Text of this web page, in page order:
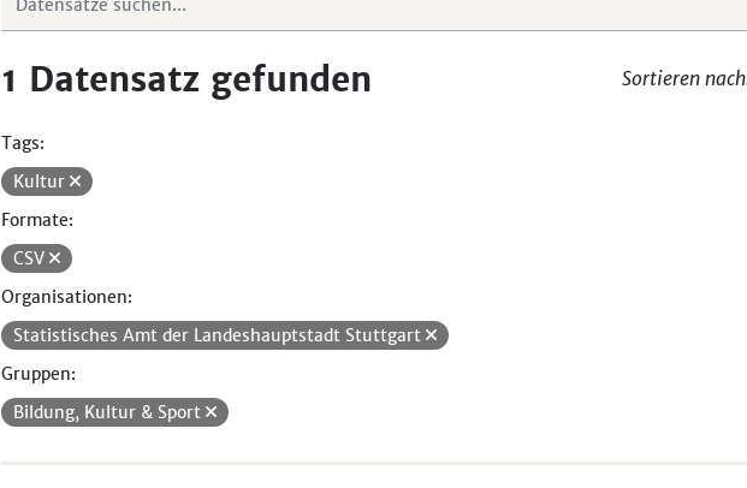
Sortieren nach
1 Datensatz gefunden
Tags:
Kultur
Formate:
CSV
Organisationen:
Statistisches Amt der Landeshauptstadt Stuttgart
Gruppen:
Bildung, Kultur & Sport